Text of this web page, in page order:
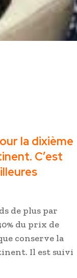
la dixième
C’est
de plus par
du prix de
conserve la
Il est suivi